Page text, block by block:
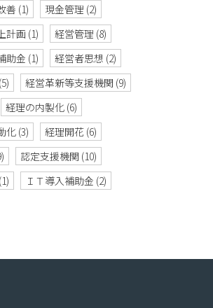
善 (1) 現金管理 (2)
計画 (1) 経営管理 (8)
助金 (1) 経営者思想 (2)
(5) 経営革新等支援機関 (9)
経理の内製化 (6)
化 (3) 経理開花 (6)
認定支援機関 (10)
(1) ＩＴ導入補助金 (2)